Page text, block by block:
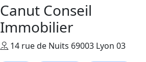
Canut Conseil
Immobilier
14 rue de Nuits 69003 Lyon 03